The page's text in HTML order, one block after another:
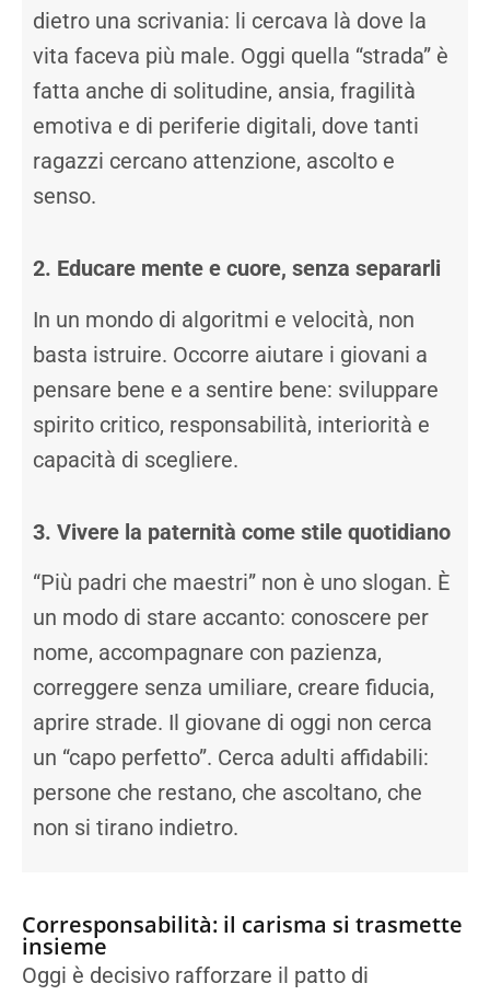
dietro una scrivania: li cercava là dove la
vita faceva più male. Oggi quella “strada” è
fatta anche di solitudine, ansia, fragilità
emotiva e di periferie digitali, dove tanti
ragazzi cercano attenzione, ascolto e
senso.
2. Educare mente e cuore, senza separarli
In un mondo di algoritmi e velocità, non
basta istruire. Occorre aiutare i giovani a
pensare bene e a sentire bene: sviluppare
spirito critico, responsabilità, interiorità e
capacità di scegliere.
3. Vivere la paternità come stile quotidiano
“Più padri che maestri” non è uno slogan. È
un modo di stare accanto: conoscere per
nome, accompagnare con pazienza,
correggere senza umiliare, creare fiducia,
aprire strade. Il giovane di oggi non cerca
un “capo perfetto”. Cerca adulti affidabili:
persone che restano, che ascoltano, che
non si tirano indietro.
Corresponsabilità: il carisma si trasmette
insieme
Oggi è decisivo rafforzare il patto di